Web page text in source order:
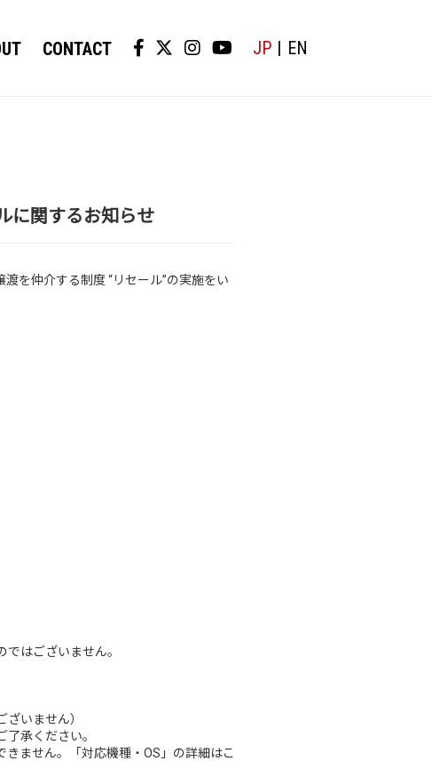
CONTACT JP EN
に関するお知らせ
を仲介する制度 “リセール”の実施をい
はございません。
いません）
承ください。
ません。「対応機種・OS」の詳細はこ